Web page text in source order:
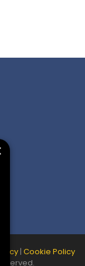
| Cookie Policy